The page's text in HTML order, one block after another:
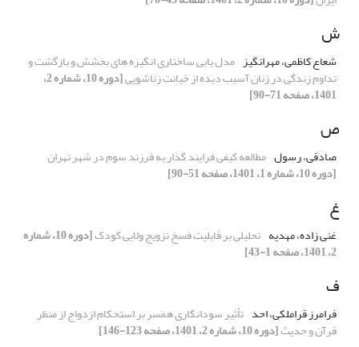
ش
شعاع کاظمی، مهرانگیز مدل یابی ساختاری انگیزه های بخشش و بازگشت و
تداوم زندگی در زنان آسیب دیده از خیانت زناشویی [دوره 10، شماره 2،
1401، صفحه 71-90]
ص
صادقی، رسول مطالعه کیفی فرایند گذار به فرزند‌ سوم در شهر تهران
[دوره 10، شماره 1، 1401، صفحه 51-90]
غ
غنی زاده، مهدیه تحلیلی بر قابلیت فسخ تزویج ولایی کودک [دوره 10، شماره
2، 1401، صفحه 1-43]
ف
فرامرز قراملکی، احد تأثیر سودانگاری همسر بر استحکام ازدواج از منظر
قرآن و حدیث[دوره 10، شماره 2، 1401، صفحه 123-146]